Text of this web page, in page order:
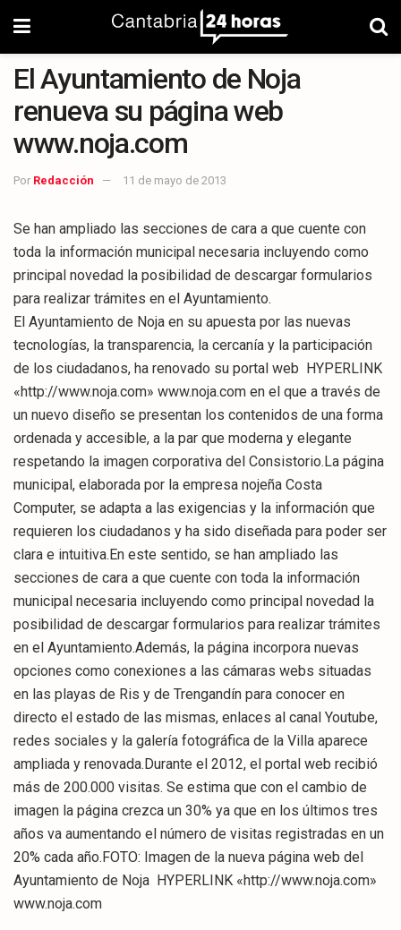
El Ayuntamiento de Noja
renueva su página web
www.noja.com
Por Redacción 11 de mayo de 2013
Se han ampliado las secciones de cara a que cuente con
toda la información municipal necesaria incluyendo como
principal novedad la posibilidad de descargar formularios
para realizar trámites en el Ayuntamiento.
El Ayuntamiento de Noja en su apuesta por las nuevas
tecnologías, la transparencia, la cercanía y la participación
de los ciudadanos, ha renovado su portal web HYPERLINK
«http://www.noja.com» www.noja.com en el que a través de
un nuevo diseño se presentan los contenidos de una forma
ordenada y accesible, a la par que moderna y elegante
respetando la imagen corporativa del Consistorio.La página
municipal, elaborada por la empresa nojeña Costa
Computer, se adapta a las exigencias y la información que
requieren los ciudadanos y ha sido diseñada para poder ser
clara e intuitiva.En este sentido, se han ampliado las
secciones de cara a que cuente con toda la información
municipal necesaria incluyendo como principal novedad la
posibilidad de descargar formularios para realizar trámites
en el Ayuntamiento.Además, la página incorpora nuevas
opciones como conexiones a las cámaras webs situadas
en las playas de Ris y de Trengandín para conocer en
directo el estado de las mismas, enlaces al canal Youtube,
redes sociales y la galería fotográfica de la Villa aparece
ampliada y renovada.Durante el 2012, el portal web recibió
más de 200.000 visitas. Se estima que con el cambio de
imagen la página crezca un 30% ya que en los últimos tres
años va aumentando el número de visitas registradas en un
20% cada año.FOTO: Imagen de la nueva página web del
Ayuntamiento de Noja HYPERLINK «http://www.noja.com»
www.noja.com